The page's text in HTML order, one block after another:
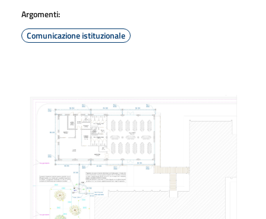
Argomenti:
Comunicazione istituzionale